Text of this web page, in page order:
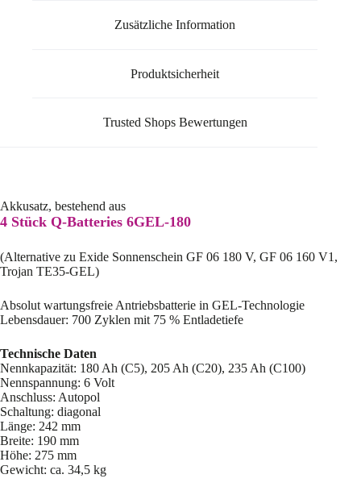
Zusätzliche Information
Produktsicherheit
Trusted Shops Bewertungen
Akkusatz, bestehend aus
4 Stück Q-Batteries 6GEL-180
(Alternative zu Exide Sonnenschein GF 06 180 V, GF 06 160 V1,
Trojan TE35-GEL)
Absolut wartungsfreie Antriebsbatterie in GEL-Technologie
Lebensdauer: 700 Zyklen mit 75 % Entladetiefe
Technische Daten
Nennkapazität: 180 Ah (C5), 205 Ah (C20), 235 Ah (C100)
Nennspannung: 6 Volt
Anschluss: Autopol
Schaltung: diagonal
Länge: 242 mm
Breite: 190 mm
Höhe: 275 mm
Gewicht: ca. 34,5 kg